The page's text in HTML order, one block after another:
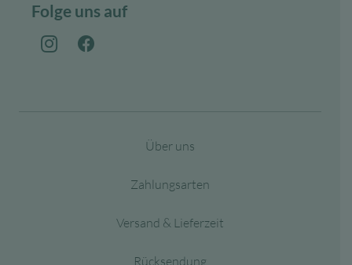
Folge uns auf
Über uns
Zahlungsarten
Versand & Lieferzeit
Rücksendung